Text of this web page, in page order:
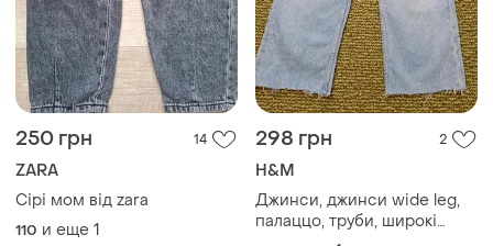
250 грн 14
ZARA
Сірі мом від zara
110 и еще 1
298 грн 2
H&M
Джинси, джинси wide leg,
палаццо, труби, широкі